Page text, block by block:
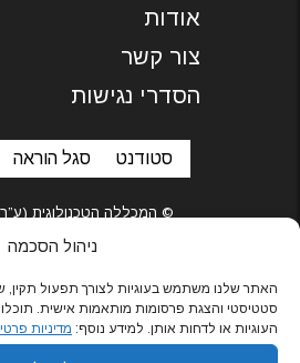
ניהול הסכמה
האתר שלנו משתמש בעוגיות לצורך תפעול תקין,
סטטיסטי והצגת פרסומות מותאמות אישית.
העוגיות או לדחות אותן. למידע נוסף: מדיניות
אודות
צור קשר
הסדרי נגישות
סטודנט סגל הוראה
© המכללה הטכנולוגית
בניית אתרים